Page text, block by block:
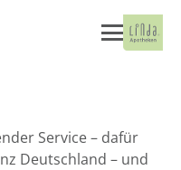
Service – dafür
Deutschland – und